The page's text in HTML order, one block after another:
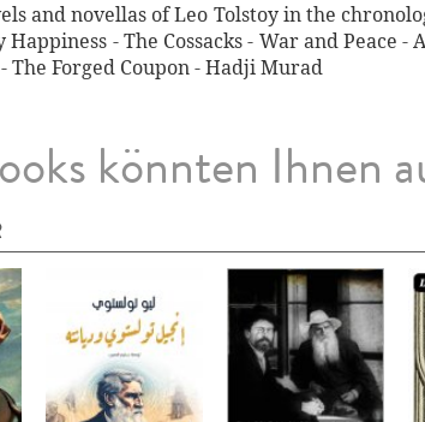
and novellas of Leo Tolstoy in the
- The Cossacks - War and Peace
The Forged Coupon - Hadji Murad
könnten Ihnen